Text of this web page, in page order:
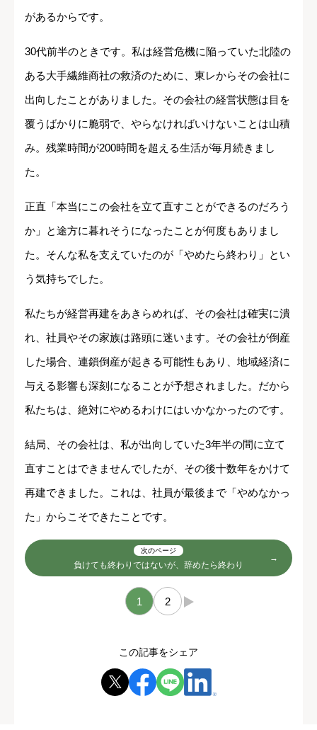
があるからです。
30代前半のときです。私は経営危機に陥っていた北陸の
ある大手繊維商社の救済のために、東レからその会社に
出向したことがありました。その会社の経営状態は目を
覆うばかりに脆弱で、やらなければいけないことは山積
み。残業時間が200時間を超える生活が毎月続きまし
た。
正直「本当にこの会社を立て直すことができるのだろう
か」と途方に暮れそうになったことが何度もありまし
た。そんな私を支えていたのが「やめたら終わり」とい
う気持ちでした。
私たちが経営再建をあきらめれば、その会社は確実に潰
れ、社員やその家族は路頭に迷います。その会社が倒産
した場合、連鎖倒産が起きる可能性もあり、地域経済に
与える影響も深刻になることが予想されました。だから
私たちは、絶対にやめるわけにはいかなかったのです。
結局、その会社は、私が出向していた3年半の間に立て
直すことはできませんでしたが、その後十数年をかけて
再建できました。これは、社員が最後まで「やめなかっ
た」からこそできたことです。
次のページ
負けても終わりではないが、辞めたら終わり
1 2 →
この記事をシェア